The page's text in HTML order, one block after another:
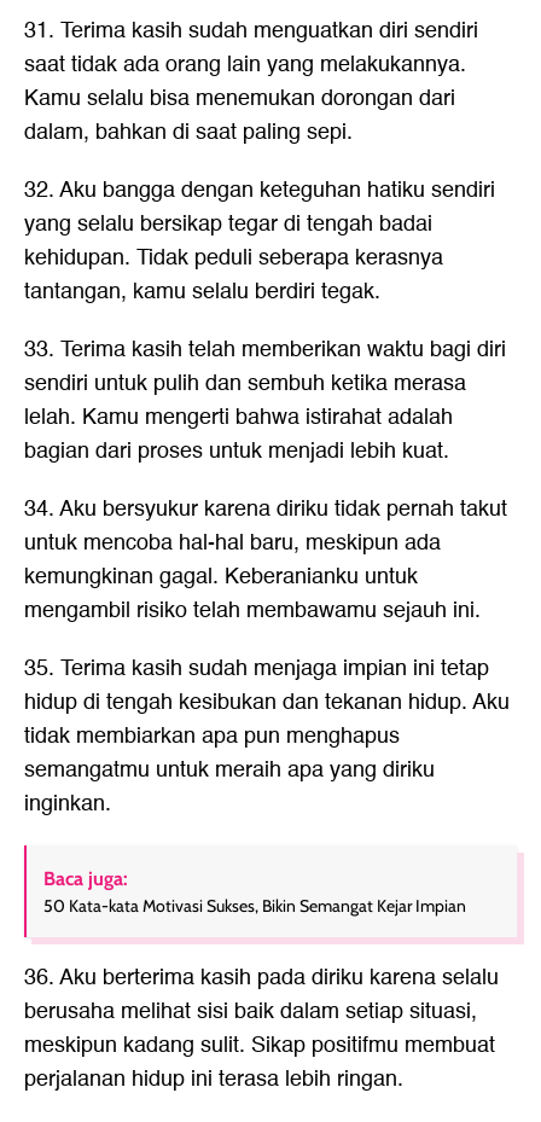
31. Terima kasih sudah menguatkan diri sendiri
saat tidak ada orang lain yang melakukannya.
Kamu selalu bisa menemukan dorongan dari
dalam, bahkan di saat paling sepi.
32. Aku bangga dengan keteguhan hatiku sendiri
yang selalu bersikap tegar di tengah badai
kehidupan. Tidak peduli seberapa kerasnya
tantangan, kamu selalu berdiri tegak.
33. Terima kasih telah memberikan waktu bagi diri
sendiri untuk pulih dan sembuh ketika merasa
lelah. Kamu mengerti bahwa istirahat adalah
bagian dari proses untuk menjadi lebih kuat.
34. Aku bersyukur karena diriku tidak pernah takut
untuk mencoba hal-hal baru, meskipun ada
kemungkinan gagal. Keberanianku untuk
mengambil risiko telah membawamu sejauh ini.
35. Terima kasih sudah menjaga impian ini tetap
hidup di tengah kesibukan dan tekanan hidup. Aku
tidak membiarkan apa pun menghapus
semangatmu untuk meraih apa yang diriku
inginkan.
Baca juga:
50 Kata-kata Motivasi Sukses, Bikin Semangat Kejar Impian
36. Aku berterima kasih pada diriku karena selalu
berusaha melihat sisi baik dalam setiap situasi,
meskipun kadang sulit. Sikap positifmu membuat
perjalanan hidup ini terasa lebih ringan.